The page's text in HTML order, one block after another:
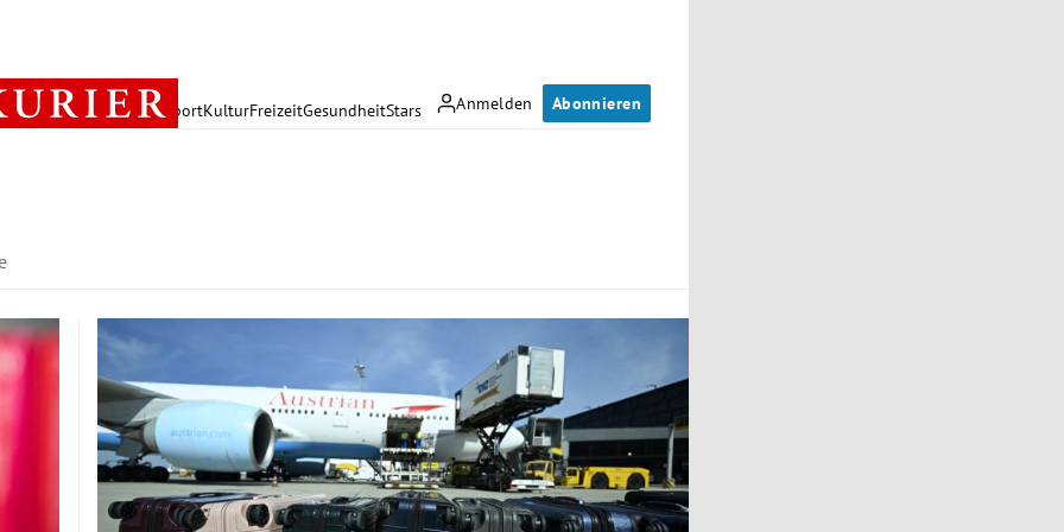
Anmelden Abonnieren
PolitikWirtschaft SportKulturFreizeitGesundheitStars